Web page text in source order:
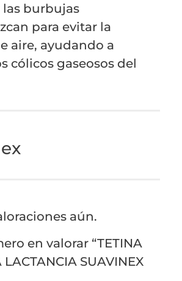
las burbujas
para evitar la
aire, ayudando a
cólicos gaseosos del
aún.
en valorar “TETINA
LACTANCIA SUAVINEX